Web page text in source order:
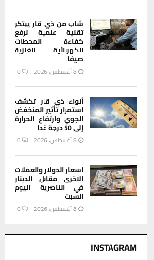
شاب من ذي قار يبتكر
تقنية علمية لرفع
كفاءة المحطات
الكهربائية الغازية
صيفا
8 أغسطس، 2026 0
أنواء ذي قار تكشف
استمرار تأثير المنخفض
الجوي وارتفاع الحرارة
إلى 50 درجة غدا
8 أغسطس، 2026 0
اسعار الدولار والعملات
الاخرى مقابل الدينار
في الناصرية اليوم
السبت
8 أغسطس، 2026 0
INSTAGRAM